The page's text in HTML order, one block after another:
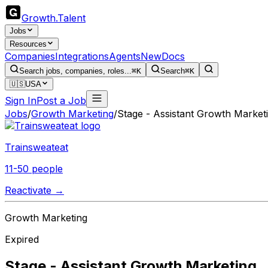
Growth.Talent
Jobs
Resources
CompaniesIntegrationsAgentsNewDocs
Search jobs, companies, roles...⌘K Search⌘K
🇺🇸USA
Sign InPost a Job
Jobs/Growth Marketing/Stage - Assistant Growth
Trainsweateat
11-50 people
Reactivate →
Growth Marketing
Expired